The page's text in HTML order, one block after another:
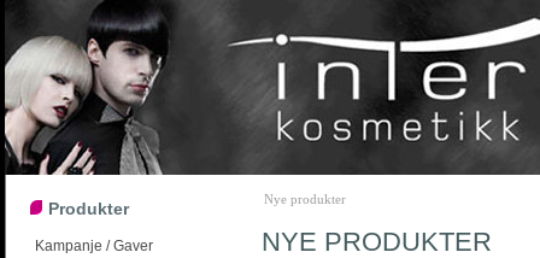
Produkter
Kampanje / Gaver
Nye produkter
NYE PRODUKTER